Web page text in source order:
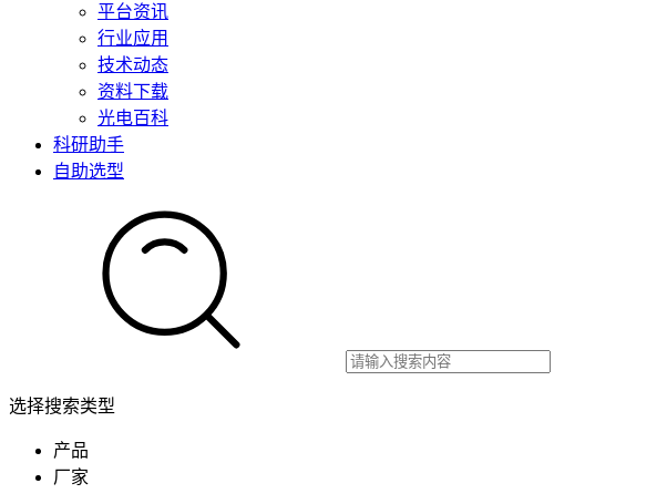
平台资讯
行业应用
技术动态
资料下载
光电百科
科研助手
自助选型
选择搜索类型
产品
厂家